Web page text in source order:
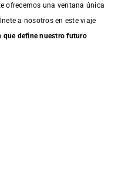
te ofrecemos una ventana única
a nosotros en este viaje
que define nuestro futuro